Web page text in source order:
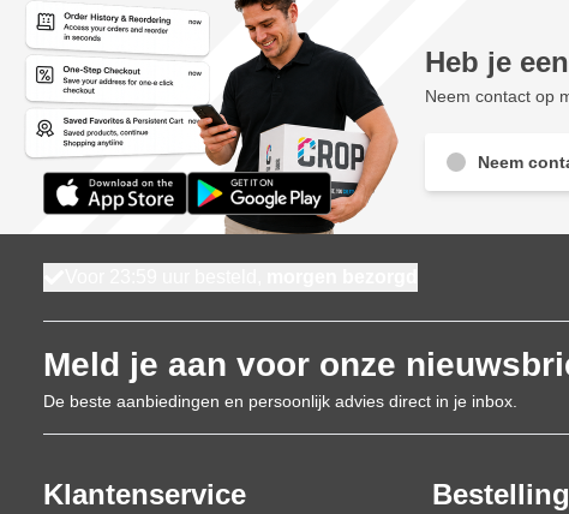
Heb je
Neem contact op
Neem
Meld je aan voor onze
De beste aanbiedingen en persoonlijk advies direct in je inbox.
Klantenservice Bestelling